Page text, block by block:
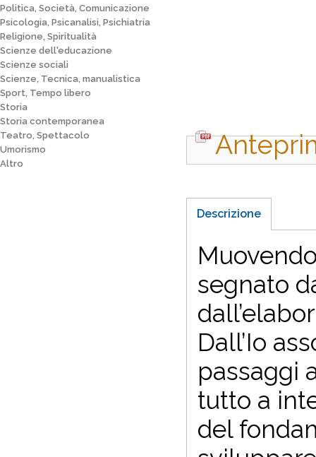
Politica, Società, Comunicazione
Psicologia, Psicanalisi, Psichiatria
Religione, Spiritualità
Scienze dell'educazione
Scienze sociali
Scienze, Tecnica, manualistica
Sport, Tempo libero
Storia
Storia contemporanea
Teatro, Spettacolo
Umorismo
Altro
Descrizione
segnato
Dall’Io
passaggi
tutto a
del